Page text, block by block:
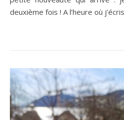
deuxième fois ! A l’heure où